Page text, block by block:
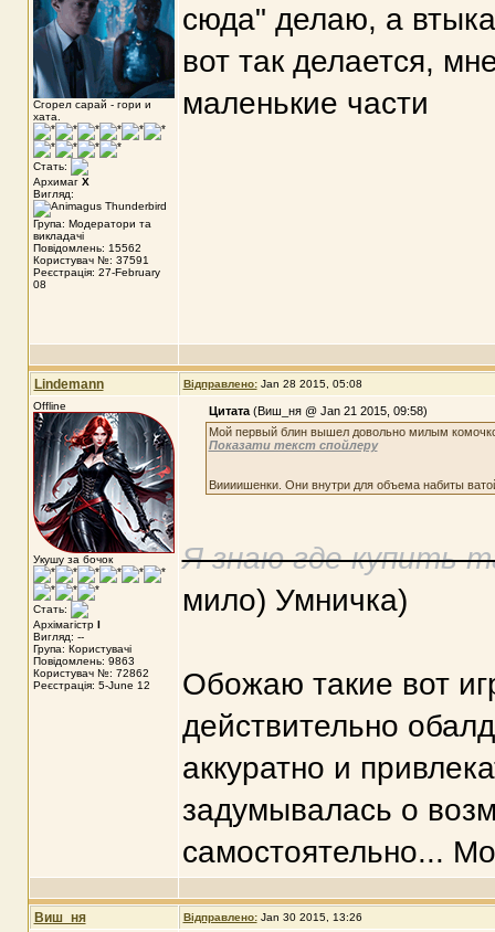
Сгорел сарай - гори и
хата.
Стать:
Архимаг X
Вигляд:
Група: Модератори та
викладачі
Повідомлень: 15562
Користувач №: 37591
Реєстрація: 27-February
08
сюда" делаю, а
вот так делается,
маленькие части
Lindemann Відправлено: Jan 28 2015, 05:08
Offline
Укушу за бочок
Стать:
Архімагістр I
Вигляд: --
Група: Користувачі
Повідомлень: 9863
Користувач №: 72862
Реєстрація: 5-June 12
Цитата(Виш_ня @ Jan 21 2015, 09:58)
Мой первый блин вышел довольно милым
Показати текст спойлеру
Виииишенки. Они внутри для объема набиты
Я знаю где купить
мило) Умничка)
Обожаю такие вот
действительно
аккуратно и
задумывалась о
самостоятельно...
Виш_ня Відправлено: Jan 30 2015, 13:26